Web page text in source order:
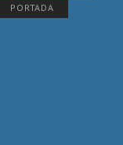
PORTADA